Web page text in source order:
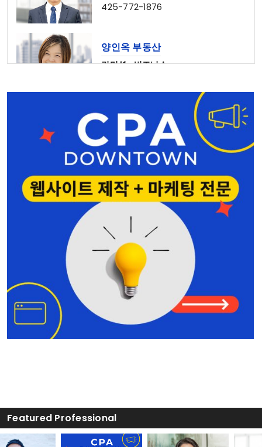
425-772-1876
양인옥 부동산
커머셜 • 비즈니스
CPADowntown Team
웹사이트 제작 & 마케팅 전문
홍민주 부동산
Seattle • Bellevue
206-678-4148
정세계 공인회계사
Shoreline
206-367-6782
Featured Professional